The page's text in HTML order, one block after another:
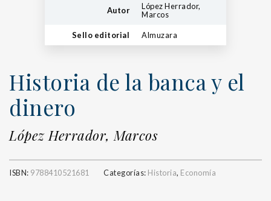
Autor
López Herrador,
Marcos
Sello editorial Almuzara
Historia de la banca y el
dinero
López Herrador, Marcos
ISBN: 9788410521681 Categorías: Historia, Economía